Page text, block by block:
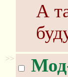
А
>>